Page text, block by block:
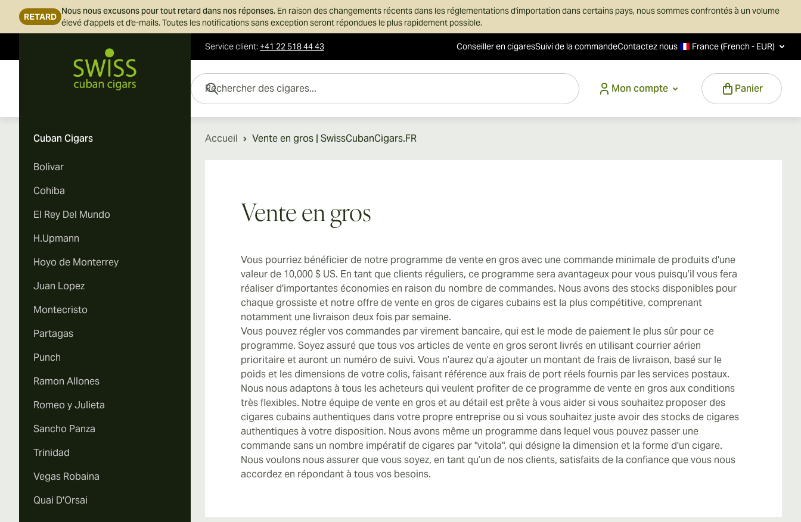
RETARD
Nous nous excusons pour tout retard dans nos réponses. En raison des changements récents dans les réglementations d'importation dans certains pays, nous sommes confrontés à un volume
élevé d'appels et d'e-mails. Toutes les notifications sans exception seront répondues le plus rapidement possible.
Service client:+41 22 518 44 43 Conseiller en cigaresSuivi de la commandeContactez nous France (French - EUR)
Mon compte
Panier
Rechercher des cigares...
Cuban Cigars
Bolivar
Cohiba
El Rey Del Mundo
H.Upmann
Hoyo de Monterrey
Juan Lopez
Montecristo
Partagas
Punch
Ramon Allones
Romeo y Julieta
Sancho Panza
Trinidad
Vegas Robaina
Quai D'Orsai
Accueil Vente en gros | SwissCubanCigars.FR
Vente en gros
Vous pourriez bénéficier de notre programme de vente en gros avec une commande minimale de produits d'une
valeur de 10,000 $ US. En tant que clients réguliers, ce programme sera avantageux pour vous puisqu’il vous fera
réaliser d'importantes économies en raison du nombre de commandes. Nous avons des stocks disponibles pour
chaque grossiste et notre offre de vente en gros de cigares cubains est la plus compétitive, comprenant
notamment une livraison deux fois par semaine.
Vous pouvez régler vos commandes par virement bancaire, qui est le mode de paiement le plus sûr pour ce
programme. Soyez assuré que tous vos articles de vente en gros seront livrés en utilisant courrier aérien
prioritaire et auront un numéro de suivi. Vous n’aurez qu’a ajouter un montant de frais de livraison, basé sur le
poids et les dimensions de votre colis, faisant référence aux frais de port réels fournis par les services postaux.
Nous nous adaptons à tous les acheteurs qui veulent profiter de ce programme de vente en gros aux conditions
très flexibles. Notre équipe de vente en gros et au détail est prête à vous aider si vous souhaitez proposer des
cigares cubains authentiques dans votre propre entreprise ou si vous souhaitez juste avoir des stocks de cigares
authentiques à votre disposition. Nous avons même un programme dans lequel vous pouvez passer une
commande sans un nombre impératif de cigares par "vitola", qui désigne la dimension et la forme d'un cigare.
Nous voulons nous assurer que vous soyez, en tant qu’un de nos clients, satisfaits de la confiance que vous nous
accordez en répondant à tous vos besoins.